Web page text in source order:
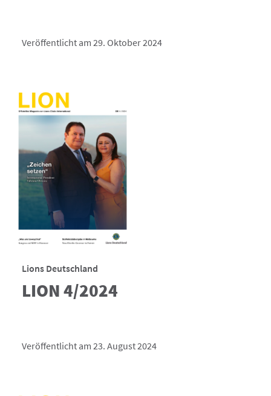
Veröffentlicht am 29. Oktober 2024
Lions Deutschland
LION 4/2024
Veröffentlicht am 23. August 2024